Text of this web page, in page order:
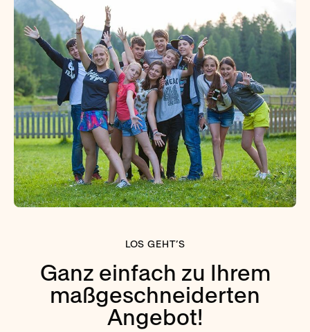
LOS GEHT’S
Ganz einfach zu Ihrem
maßgeschneiderten
Angebot!